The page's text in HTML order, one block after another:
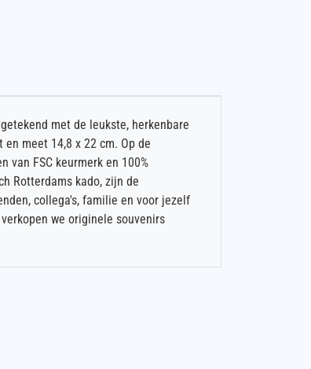
met de leukste, herkenbare
meet 14,8 x 22 cm. Op de
FSC keurmerk en 100%
Rotterdams kado, zijn de
collega's, familie en voor jezelf
we originele souvenirs